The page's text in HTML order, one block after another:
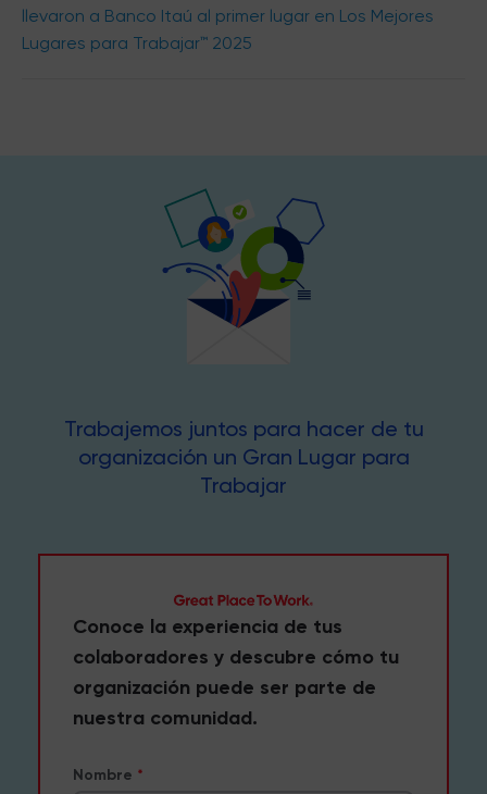
llevaron a Banco Itaú al primer lugar en Los Mejores
Lugares para Trabajar™ 2025
Trabajemos juntos para hacer de tu
organización un Gran Lugar para
Trabajar
Conoce la experiencia de tus
colaboradores y descubre cómo tu
organización puede ser parte de
nuestra comunidad.
Nombre